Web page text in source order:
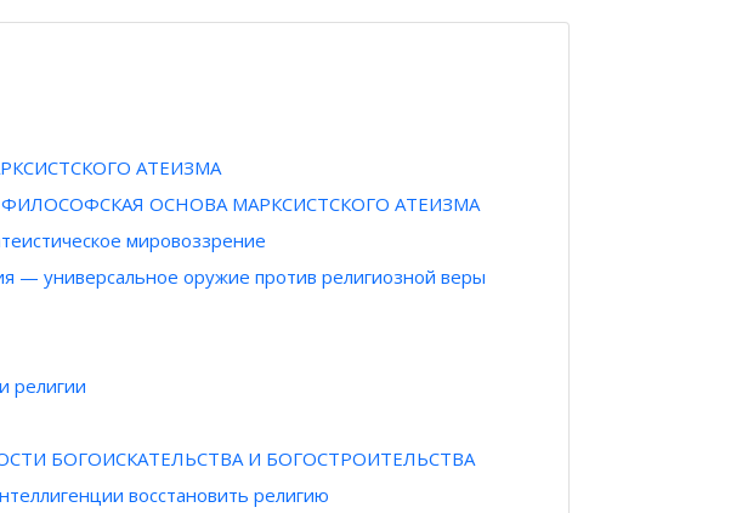
АТЕИЗМА
ОСНОВА МАРКСИСТСКОГО АТЕИЗМА
мировоззрение
— универсальное оружие против религиозной веры
религии
БОГОИСКАТЕЛЬСТВА И БОГОСТРОИТЕЛЬСТВА
восстановить религию